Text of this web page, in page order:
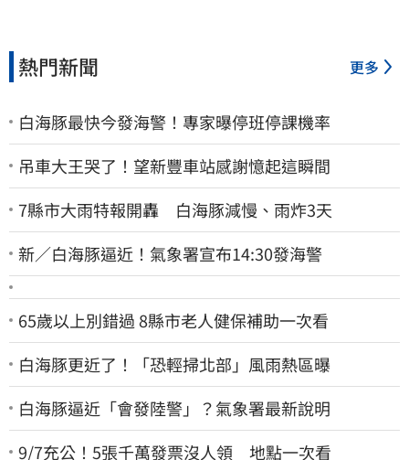
熱門新聞 更多
白海豚最快今發海警！專家曝停班停課機率
吊車大王哭了！望新豐車站感謝憶起這瞬間
7縣市大雨特報開轟 白海豚減慢、雨炸3天
新／白海豚逼近！氣象署宣布14:30發海警
65歲以上別錯過 8縣市老人健保補助一次看
白海豚更近了！「恐輕掃北部」風雨熱區曝
白海豚逼近「會發陸警」？氣象署最新說明
9/7充公！5張千萬發票沒人領 地點一次看